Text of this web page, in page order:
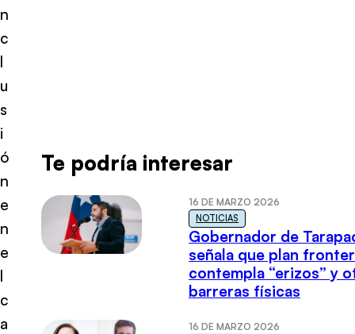
n
c
l
u
s
i
ó
n
e
n
e
l
c
a
Te podría interesar
16 DE MARZO 2026
NOTICIAS
Gobernador de
señala que plan
contempla “erizos” y
barreras físicas
16 DE MARZO 2026